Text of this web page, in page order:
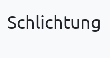
Schlichtung